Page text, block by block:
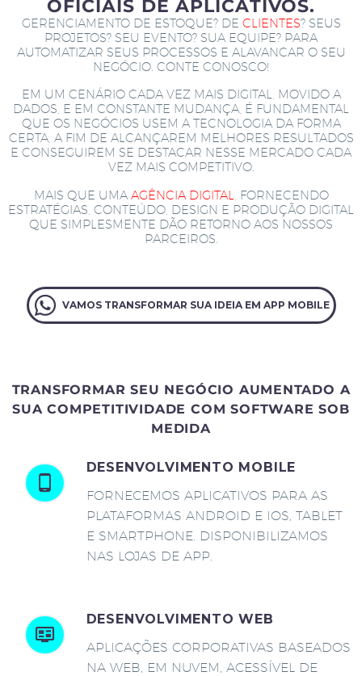
OFICIAIS DE APLICATIVOS.
GERENCIAMENTO DE ESTOQUE? DE CLIENTES? SEUS
PROJETOS? SEU EVENTO? SUA EQUIPE? PARA
AUTOMATIZAR SEUS PROCESSOS E ALAVANCAR O SEU
NEGÓCIO. CONTE CONOSCO!
EM UM CENÁRIO CADA VEZ MAIS DIGITAL, MOVIDO A
DADOS, E EM CONSTANTE MUDANÇA, É FUNDAMENTAL
QUE OS NEGÓCIOS USEM A TECNOLOGIA DA FORMA
CERTA, A FIM DE ALCANÇAREM MELHORES RESULTADOS
E CONSEGUIREM SE DESTACAR NESSE MERCADO CADA
VEZ MAIS COMPETITIVO.
MAIS QUE UMA AGÊNCIA DIGITAL
, FORNECENDO
ESTRATÉGIAS, CONTEÚDO, DESIGN E PRODUÇÃO DIGITAL
QUE SIMPLESMENTE DÃO RETORNO AOS NOSSOS
PARCEIROS.
VAMOS TRANSFORMAR SUA IDEIA EM APP MOBILE
TRANSFORMAR SEU NEGÓCIO AUMENTADO A
SUA COMPETITIVIDADE COM SOFTWARE SOB
MEDIDA
DESENVOLVIMENTO MOBILE
FORNECEMOS APLICATIVOS PARA AS
PLATAFORMAS ANDROID E IOS, TABLET
E SMARTPHONE. DISPONIBILIZAMOS
NAS LOJAS DE APP.
DESENVOLVIMENTO WEB
APLICAÇÕES CORPORATIVAS BASEADOS
NA WEB, EM NUVEM, ACESSÍVEL DE